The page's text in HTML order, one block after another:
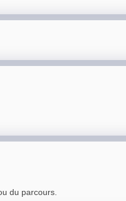
du parcours.